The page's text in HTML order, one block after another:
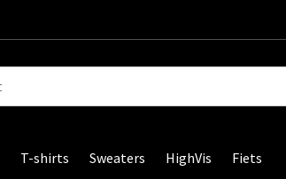
T-shirts Sweaters HighVis Fiets